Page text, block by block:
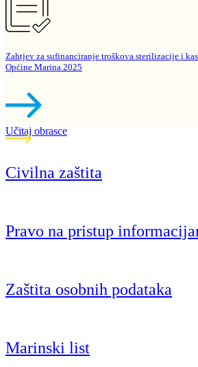
Zahtjev za sufinanciranje troškova sterilizacije i
Općine Marina 2025
Učitaj obrasce
Civilna zaštita
Pravo na pristup
Zaštita osobnih podataka
Marinski list